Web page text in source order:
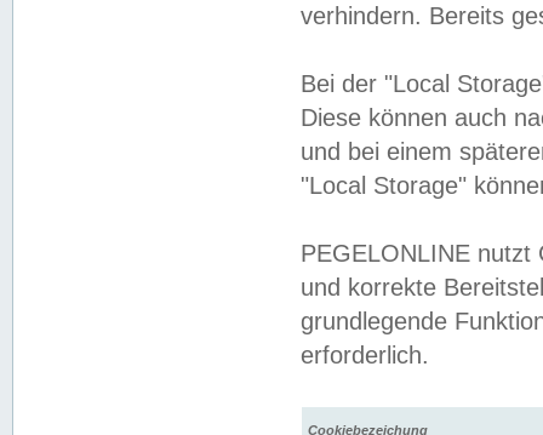
verhindern. Bereits
Bei der "Local
Diese können auch
und bei einem
"Local Storage"
PEGELONLINE nutzt
und korrekte
grundlegende
erforderlich.
Cookiebezeichung